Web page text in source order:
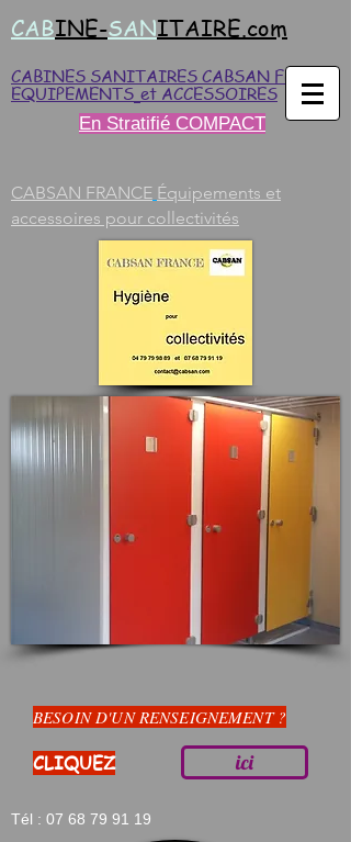
CABINE-SANITAIRE.com
CABINES SANITAIRES CABSAN FRANCE
EQUIPEMENTS et ACCESSOIRES
En Stratifié COMPACT
CABSAN FRANCE Équipements et
accessoires pour collectivités
BESOIN D'UN RENSEIGNEMENT ?
CLIQUEZ ici
Tél : 07 68 79 91 19